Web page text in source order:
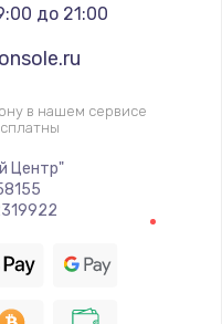
до 21:00
в нашем сервисе
Центр"